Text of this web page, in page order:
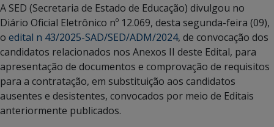
A SED (Secretaria de Estado de Educação) divulgou no
Diário Oficial Eletrônico nº 12.069, desta segunda-feira (09),
o edital n 43/2025-SAD/SED/ADM/2024, de convocação dos
candidatos relacionados nos Anexos II deste Edital, para
apresentação de documentos e comprovação de requisitos
para a contratação, em substituição aos candidatos
ausentes e desistentes, convocados por meio de Editais
anteriormente publicados.